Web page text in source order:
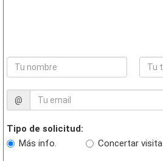
@
Tipo de solicitud:
Más info.
Concertar visita